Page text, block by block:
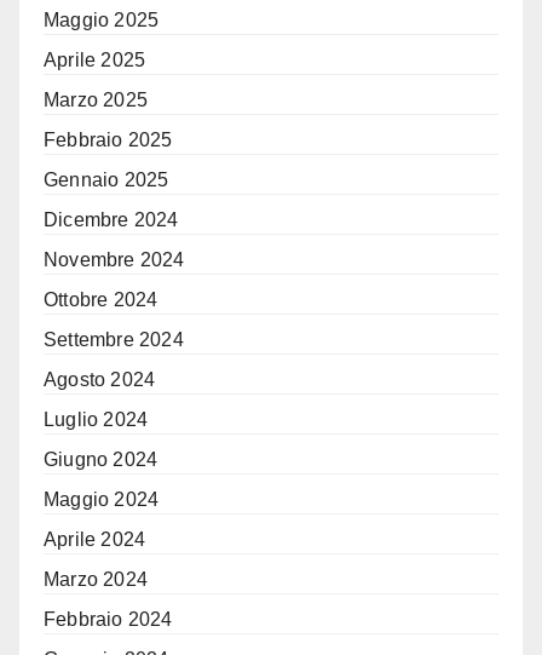
Maggio 2025
Aprile 2025
Marzo 2025
Febbraio 2025
Gennaio 2025
Dicembre 2024
Novembre 2024
Ottobre 2024
Settembre 2024
Agosto 2024
Luglio 2024
Giugno 2024
Maggio 2024
Aprile 2024
Marzo 2024
Febbraio 2024